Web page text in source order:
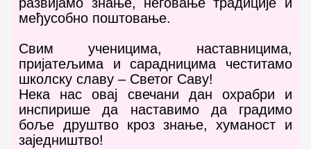
међусобно поштовање.
Свим ученицима, наставницима,
пријатељима и сарадницима честитамо
школску славу – Светог Саву!
Нека нас овај свечани дан охрабри и
инспирише да наставимо да градимо
боље друштво кроз знање, хуманост и
заједништво!